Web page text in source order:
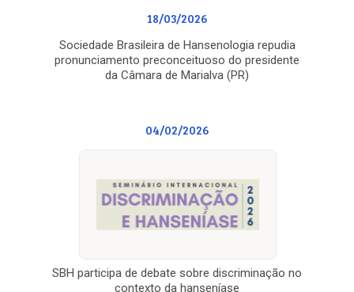
18/03/2026
Sociedade Brasileira de Hansenologia repudia
pronunciamento preconceituoso do presidente
da Câmara de Marialva (PR)
04/02/2026
SBH participa de debate sobre discriminação no
contexto da hanseníase